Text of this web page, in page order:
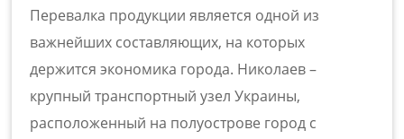
Перевалка продукции является одной из
важнейших составляющих, на которых
держится экономика города. Николаев –
крупный транспортный узел Украины,
расположенный на полуострове город с